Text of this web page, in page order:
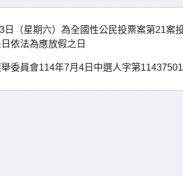
日（星期六）為全國性公民投票案第21案
依法為應放假之日
委員會114年7月4日中選人字第